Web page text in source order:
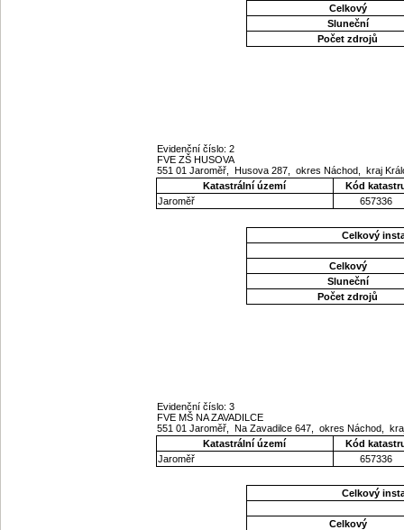
Celkový
Sluneční
Počet zdrojů
Evidenční číslo: 2
FVE ZŠ HUSOVA
551 01 Jaroměř, Husova 287, okres Náchod, kraj
Katastrální území
Kód
Jaroměř
657336
Celkový
Celkový
Sluneční
Počet zdrojů
Evidenční číslo: 3
FVE MŠ NA ZAVADILCE
551 01 Jaroměř, Na Zavadilce 647, okres Náchod,
Katastrální území
Kód
Jaroměř
657336
Celkový
Celkový